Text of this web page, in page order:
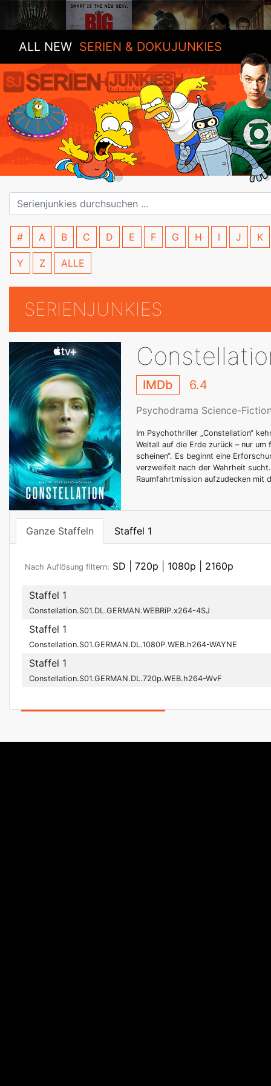
ALL NEW SERIEN & DOKUJUNKIES
# A B C D E F G H I J K
Y Z ALLE
SERIENJUNKIES
IMDb 6.4
Psychodrama Science-
Im Psychothriller „Constellation“
Weltall auf die Erde zurück – nur
scheinen“. Es beginnt eine
verzweifelt nach der Wahrheit
Raumfahrtmission aufzudecken mit
Ganze Staffeln Staffel 1
Nach Auflösung filtern: SD 720p 1080p 2160p
Staffel 1
Constellation.S01.DL.GERMAN.WEBRiP.x264-4SJ
Staffel 1
Constellation.S01.GERMAN.DL.1080P.WEB.h264-WAYNE
Staffel 1
Constellation.S01.GERMAN.DL.720p.WEB.h264-WvF